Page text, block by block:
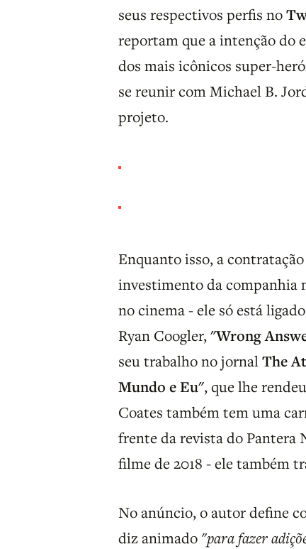
seus respectivos perfis no
reportam que a intenção do
dos mais icônicos super-
se reunir com Michael B.
projeto.
Enquanto isso, a
investimento da companhia
no cinema - ele só está
Ryan Coogler,"Wrong
seu trabalho no jornalThe
Mundo e Eu", que lhe
Coates também tem uma
frente da revista do Pantera
filme de 2018 - ele também
No anúncio, o autor define
diz animado "para fazer